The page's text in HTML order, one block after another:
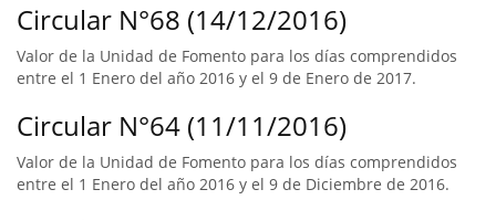
Circular N°68 (14/12/2016)
Valor de la Unidad de Fomento para los días comprendidos
entre el 1 Enero del año 2016 y el 9 de Enero de 2017.
Circular N°64 (11/11/2016)
Valor de la Unidad de Fomento para los días comprendidos
entre el 1 Enero del año 2016 y el 9 de Diciembre de 2016.